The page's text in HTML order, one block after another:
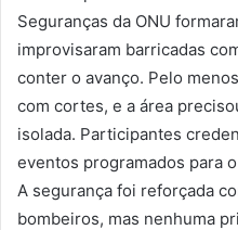
Seguranças da ONU
improvisaram barricadas
conter o avanço. Pelo
com cortes, e a área
isolada. Participantes
eventos programados para
A segurança foi reforçada
bombeiros, mas nenhuma